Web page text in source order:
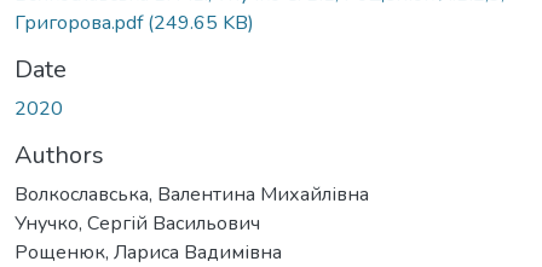
Григорова.pdf(249.65 KB)
Date
2020
Authors
Волкославська, Валентина Михайлівна
Унучко, Сергій Васильович
Рощенюк, Лариса Вадимівна